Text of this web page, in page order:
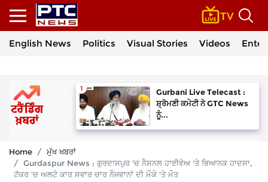
English News Politics Visual Stories Videos
Gurbani Live Telecast :
ਸ਼੍ਰੋਮਣੀ ਕਮੇਟੀ ਨੇ GTC News
ਨੂੰ...
Home
ਮੁੱਖ ਖਬਰਾਂ
Gurdaspur News : ਗੁਰਦਾਸਪੁਰ 'ਚ ਨੈਸ਼ਨਲ ਹਾਈਵੇਅ 'ਤੇ ਭਿਆਨਕ ਹਾਦਸਾ,
ਟੱਕਰ 'ਚ ਅਲਟੋ ਕਾਰ ਸਵਾਰ ਚਾਰ ਨੌਜਵਾਨਾਂ ਦੀ ਮੌਕੇ 'ਤੇ ਮੌਤ